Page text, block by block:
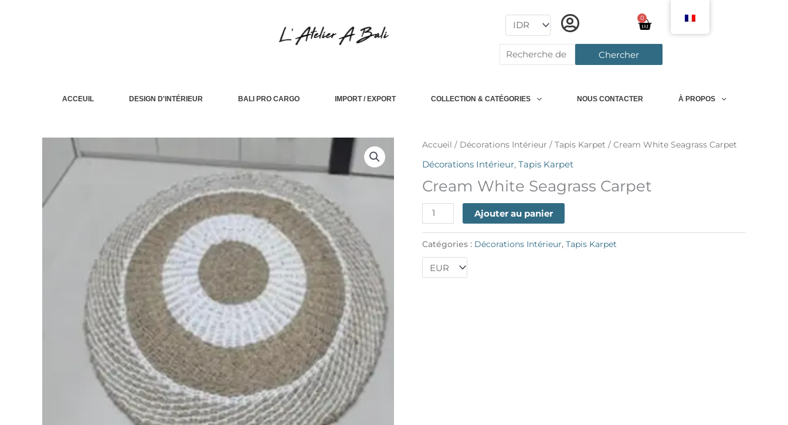
0
Chariot
Rechercher: Chercher
ACCEUIL DESIGN D'INTÉRIEUR BALI PRO CARGO IMPORT / EXPORT COLLECTION & CATÉGORIES NOUS CONTACTER À PROPOS
Accueil / Décorations Intérieur / Tapis Karpet / Cream White Seagrass Carpet
Décorations Intérieur, Tapis Karpet
Cream White Seagrass Carpet
quantité
White
Carpet
Ajouter au panier
Catégories : Décorations Intérieur, Tapis Karpet